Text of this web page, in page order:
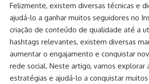
Felizmente, existem diversas técnicas e
ajudá-lo a ganhar muitos seguidores no
criação de conteúdo de qualidade até a
hashtags relevantes, existem diversas
aumentar o engajamento e conquistar
rede social. Neste artigo, vamos explorar
estratégias e ajudá-lo a conquistar